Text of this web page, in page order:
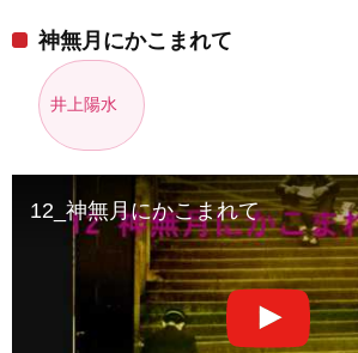
神無月にかこまれて
井上陽水
12_神無月にかこまれて